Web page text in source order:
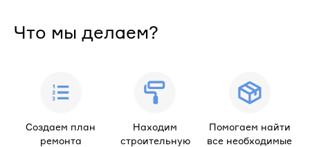
Что мы делаем?
Создаем план
ремонта
Находим
строительную
Помогаем найти
все необходимые